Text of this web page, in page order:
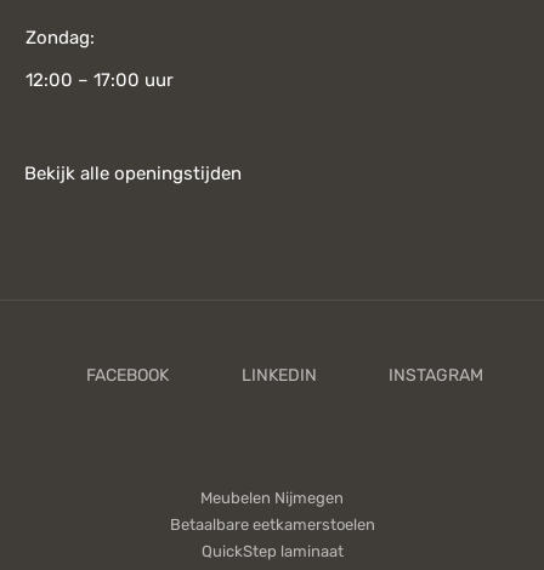
Zondag:
12:00 – 17:00 uur
Bekijk alle openingstijden
Meubelen Nijmegen
Betaalbare eetkamerstoelen
QuickStep laminaat